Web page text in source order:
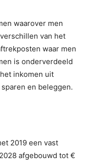
waarover men
van het
waar men
is onderverdeeld
inkomen uit
en beleggen.
2019 een vast
afgebouwd tot €